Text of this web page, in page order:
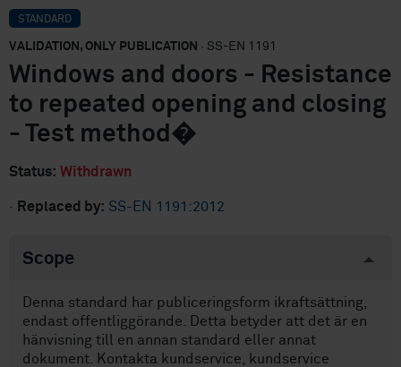
STANDARD
VALIDATION, ONLY PUBLICATION · SS-EN 1191
Windows and doors - Resistance
to repeated opening and closing
- Test method�
Status: Withdrawn
· Replaced by: SS-EN 1191:2012
Scope
Denna standard har publiceringsform ikraftsättning,
endast offentliggörande. Detta betyder att det är en
hänvisning till en annan standard eller annat
dokument. Kontakta kundservice, kundservice